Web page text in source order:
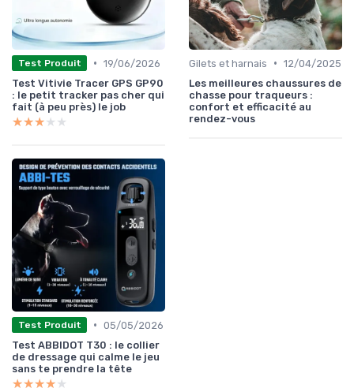
Test Produit • 19/06/2026
Test Vitivie Tracer GPS GP90
: le petit tracker pas cher qui
fait (à peu près) le job
★★★★★
★★★★★
Gilets et harnais • 12/04/2025
Les meilleures chaussures de
chasse pour traqueurs :
confort et efficacité au
rendez-vous
Test Produit • 05/05/2026
Test ABBIDOT T30 : le collier
de dressage qui calme le jeu
sans te prendre la tête
★★★★★
★★★★★